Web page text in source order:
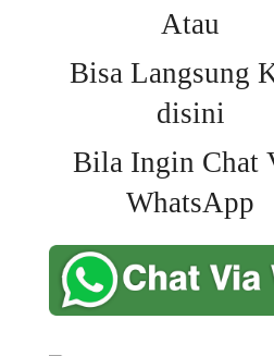
Atau
Bisa Langsung
disini
Bila Ingin Chat
WhatsApp